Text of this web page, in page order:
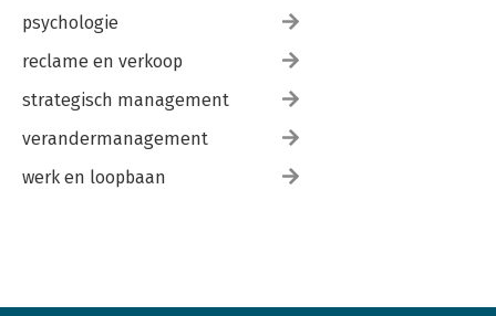
psychologie
reclame en verkoop
strategisch management
verandermanagement
werk en loopbaan